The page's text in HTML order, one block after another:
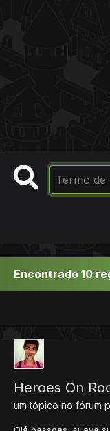
Encontrado 10
Heroes On
um tópico no fórum